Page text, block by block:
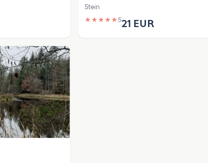
Stein
★ ★ ★ ★ ★521 EUR